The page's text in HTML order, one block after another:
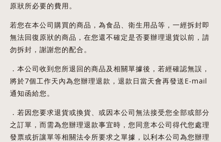
原狀所必要的費用。
若您在本公司購買的商品，為食品、衛生用品等，一經拆封即
無法回復原狀的商品，在您還不確定是否要辦理退貨以前，請
勿拆封，謝謝您的配合。
．本公司收到您所退回的商品及相關單據後，若經確認無誤，
將於7個工作天內為您辦理退款，退款日當天會再發送E-mail
通知函給您。
．若因您要求退貨或換貨、或因本公司無法接受您全部或部分
之訂單，而需為您辦理退款事宜時，您同意本公司得代您處理
發票或折讓單等相關法令所要求之單據，以利本公司為您辦理